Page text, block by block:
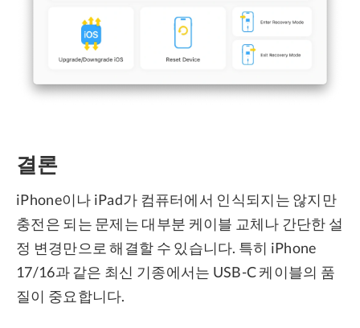
결론
iPhone이나 iPad가 컴퓨터에서 인식되지는 않지만
충전은 되는 문제는 대부분 케이블 교체나 간단한 설
정 변경만으로 해결할 수 있습니다. 특히 iPhone
17/16과 같은 최신 기종에서는 USB-C 케이블의 품
질이 중요합니다.